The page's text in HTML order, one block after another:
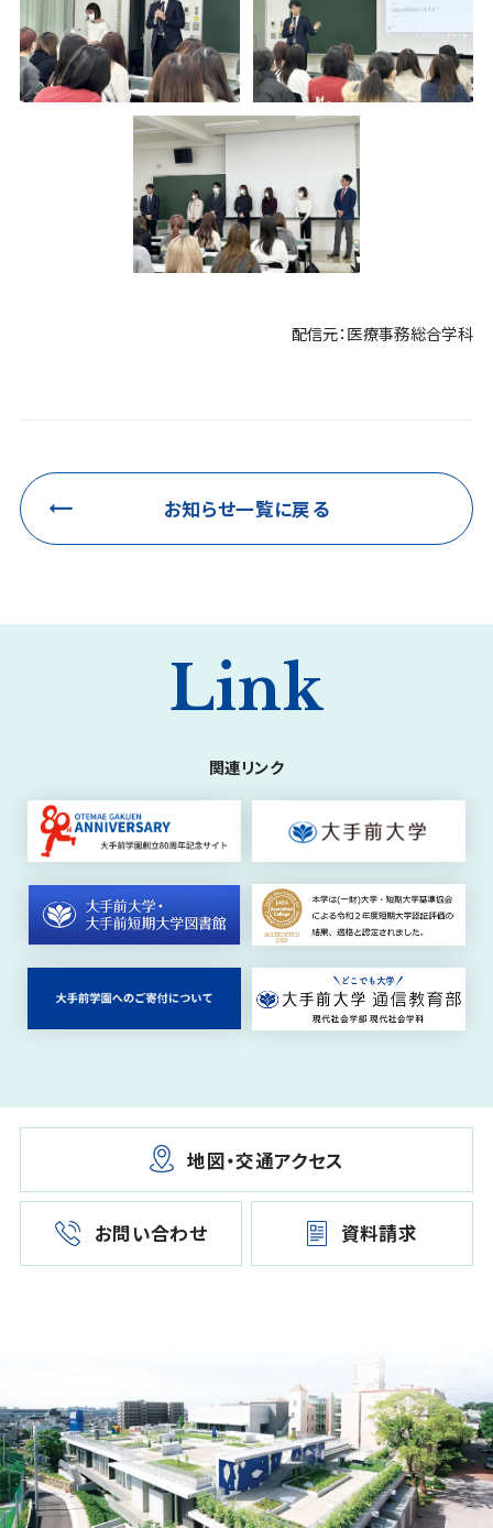
配信元：医療事務総合学科
お知らせ一覧に戻る
Link
関連リンク
地図・交通アクセス
お問い合わせ 資料請求